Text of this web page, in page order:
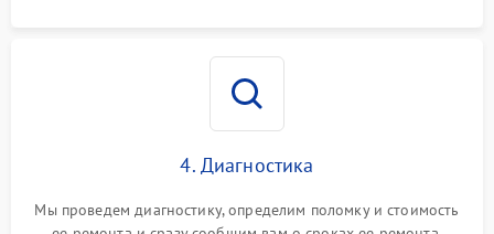
4. Диагностика
Мы проведем диагностику, определим поломку и стоимость